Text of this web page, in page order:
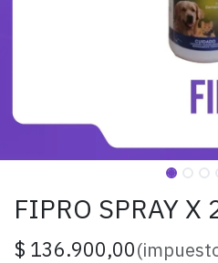
FIPRO SPRAY X
$ 136.900,00